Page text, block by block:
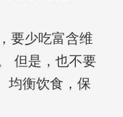
要少吃富含维
但是，也不要
均衡饮食，保